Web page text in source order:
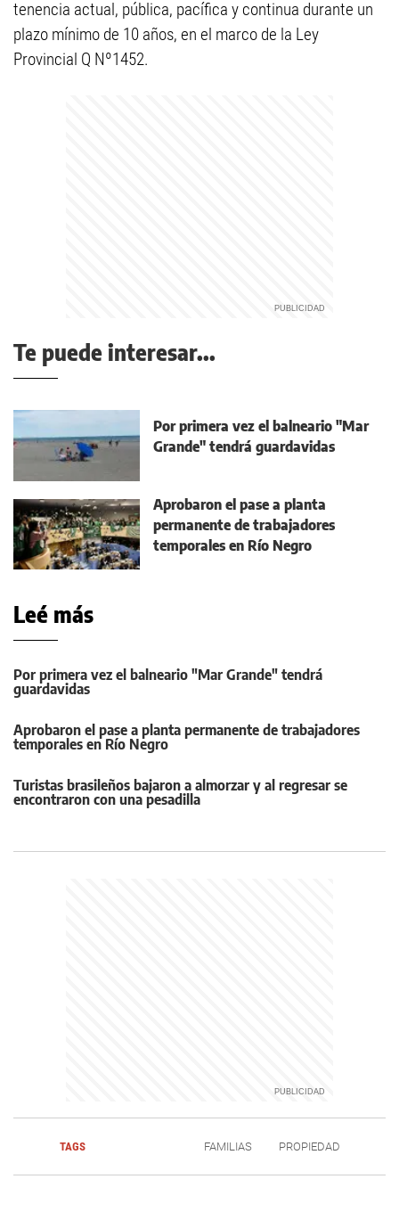
tenencia actual, pública, pacífica y continua durante un
plazo mínimo de 10 años, en el marco de la Ley
Provincial Q Nº1452.
Te puede interesar...
Por primera vez el balneario "Mar
Grande" tendrá guardavidas
Aprobaron el pase a planta
permanente de trabajadores
temporales en Río Negro
Leé más
Por primera vez el balneario "Mar Grande" tendrá
guardavidas
Aprobaron el pase a planta permanente de trabajadores
temporales en Río Negro
Turistas brasileños bajaron a almorzar y al regresar se
encontraron con una pesadilla
TAGS FAMILIAS PROPIEDAD